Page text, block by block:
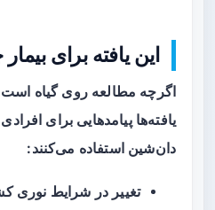
این یافته برای
اگرچه مطالعه روی گیاه است
یافته‌ها پیامدهایی برای
دان‌شین استفاده می‌کنند:
تغییر در شرایط نوری